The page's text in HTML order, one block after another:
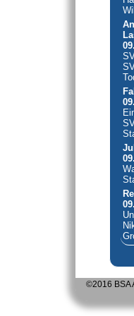
©2016 BSA